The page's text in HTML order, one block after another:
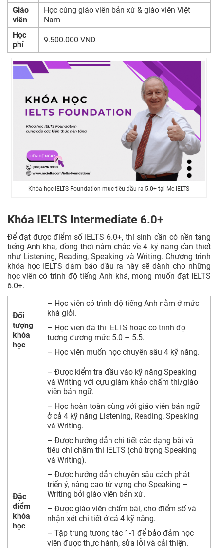
Giáo
viên
Học cùng giáo viên bản xứ & giáo viên Việt
Nam
Học
phí
9.500.000 VND
Khóa học IELTS Foundation mục tiêu đầu ra 5.0+ tại Mc IELTS
Khóa IELTS Intermediate 6.0+
Để đạt được điểm số IELTS 6.0+, thí sinh cần có nền tảng
tiếng Anh khá, đồng thời nắm chắc về 4 kỹ năng cần thiết
như Listening, Reading, Speaking và Writing. Chương trình
khóa học IELTS đảm bảo đầu ra này sẽ dành cho những
học viên có trình độ tiếng Anh khá, mong muốn đạt IELTS
6.0+.
Đối
tượng
khóa
học
– Học viên có trình độ tiếng Anh nằm ở mức
khá giỏi.
– Học viên đã thi IELTS hoặc có trình độ
tương đương mức 5.0 – 5.5.
– Học viên muốn học chuyên sâu 4 kỹ năng.
Đặc
điểm
khóa
học
– Được kiểm tra đầu vào kỹ năng Speaking
và Writing với cựu giám khảo chấm thi/giáo
viên bản ngữ.
– Học hoàn toàn cùng với giáo viên bản ngữ
ở cả 4 kỹ năng Listening, Reading, Speaking
và Writing.
– Được hướng dẫn chi tiết các dạng bài và
tiêu chí chấm thi IELTS (chú trọng Speaking
và Writing).
– Được hướng dẫn chuyên sâu cách phát
triển ý, nâng cao từ vựng cho Speaking –
Writing bởi giáo viên bản xứ.
– Được giáo viên chấm bài, cho điểm số và
nhận xét chi tiết ở cả 4 kỹ năng.
– Tập trung tương tác 1-1 để bảo đảm học
viên được thực hành, sửa lỗi và cải thiện.